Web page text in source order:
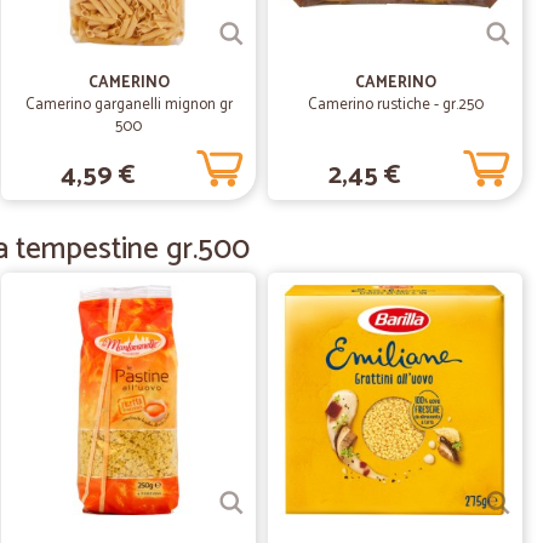
spesa importante. Devo dire che e' tutto perfetto.
dato 5 stelle solo per un motivo. Non e' prevista la
perche' spesso devo inviare spesa alla mamma
la fanno a scendere dal corriere per ritirare la spesa. Per
24/05/2020
nella…
spedizione, articoli freschi e ben imballati.
04/12/2019
CAMERINO
Camerino garganelli mignon gr
500
4,59 €
CAMERINO
Camerino rustiche - gr.250
2,45 €
tempestine gr.500